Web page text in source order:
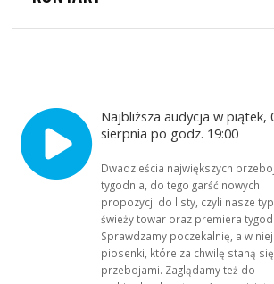
Najbliższa audycja w piątek,
sierpnia po godz. 19:00
Dwadzieścia największych
tygodnia, do tego garść nowych
propozycji do listy, czyli nasze
świeży towar oraz premiera
Sprawdzamy poczekalnię, a w niej
piosenki, które za chwilę staną się
przebojami. Zaglądamy też do